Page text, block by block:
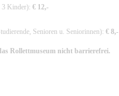
3 Kinder): € 12,-
Senioren u. Seniorinnen): € 8,-
Rollettmuseum nicht barrierefrei.